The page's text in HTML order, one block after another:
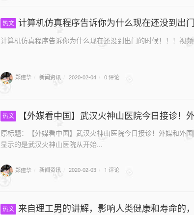
热文 计算机仿真程序告诉你为什么现在还没到出门
计算机仿真程序告诉你为什么现在还没到出门的时候！！！视
郑建华 新闻资讯 2020-02-04 0 评论
热文 【外媒看中国】武汉火神山医院今日接诊！
原标题：【外媒看中国】武汉火神山医院今日接诊！外媒和外
显示的是武汉火神山医院从开始...
郑建华 新闻资讯 2020-02-03 1 评论
热文 来自理工男的讲解，影响人类健康和寿命的